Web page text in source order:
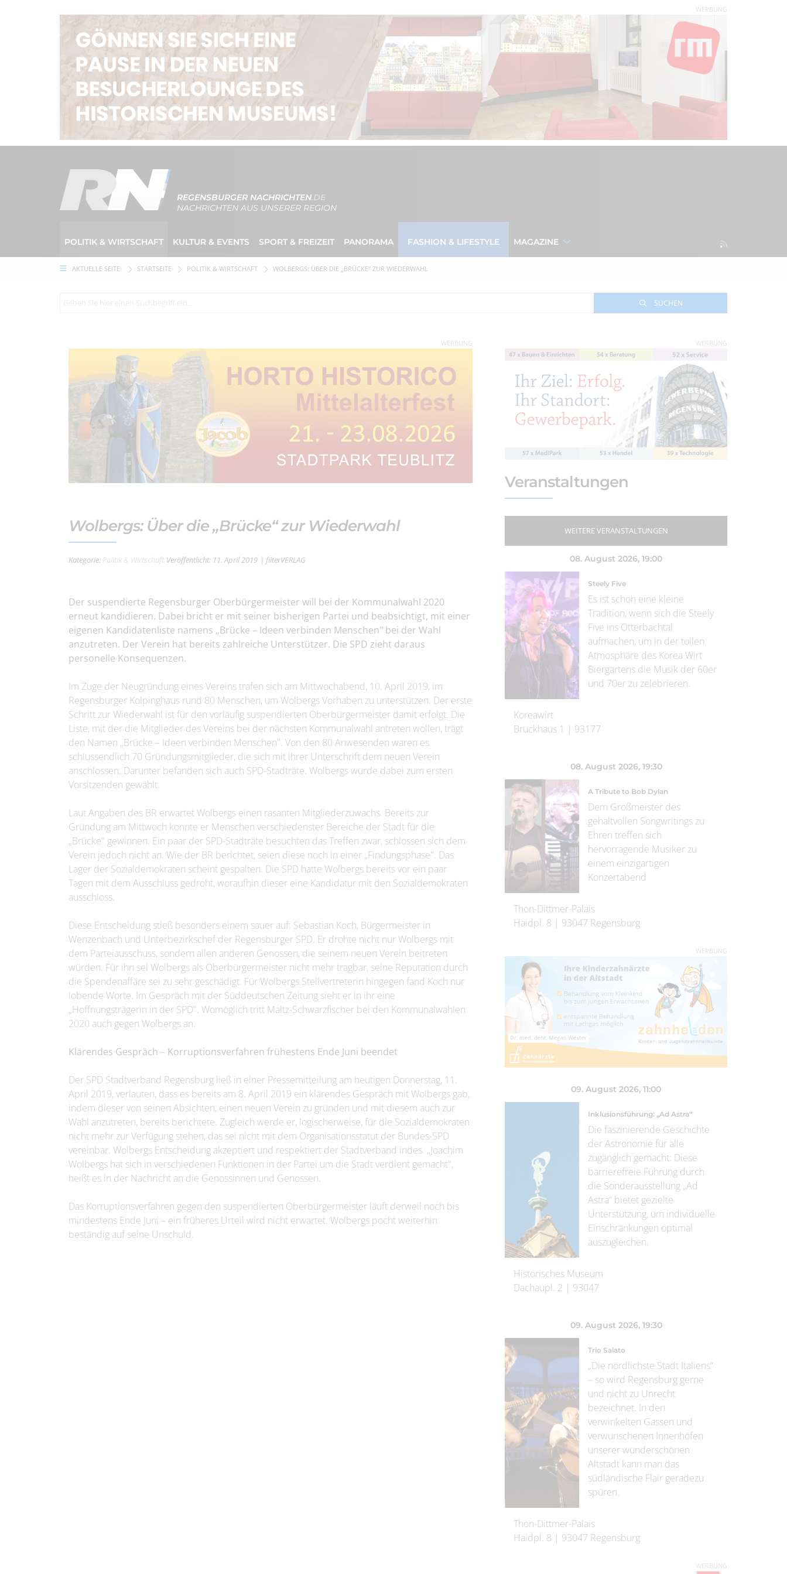
WERBUNG
REGENSBURGER NACHRICHTEN.DE
NACHRICHTEN AUS UNSERER REGION
POLITIK & WIRTSCHAFT KULTUR & EVENTS SPORT & FREIZEIT PANORAMA FASHION & LIFESTYLE MAGAZINE
AKTUELLE SEITE: STARTSEITE POLITIK & WIRTSCHAFT WOLBERGS: ÜBER DIE „BRÜCKE“ ZUR WIEDERWAHL
SUCHEN
WERBUNG
Wolbergs: Über die „Brücke“ zur Wiederwahl
Kategorie: Politik & Wirtschaft Veröffentlicht: 11. April 2019 | filterVERLAG
Der suspendierte Regensburger Oberbürgermeister will bei der Kommunalwahl 2020
erneut kandidieren. Dabei bricht er mit seiner bisherigen Partei und beabsichtigt, mit einer
eigenen Kandidatenliste namens „Brücke – Ideen verbinden Menschen" bei der Wahl
anzutreten. Der Verein hat bereits zahlreiche Unterstützer. Die SPD zieht daraus
personelle Konsequenzen.
Im Zuge der Neugründung eines Vereins trafen sich am Mittwochabend, 10. April 2019, im
Regensburger Kolpinghaus rund 80 Menschen, um Wolbergs Vorhaben zu unterstützen. Der erste
Schritt zur Wiederwahl ist für den vorläufig suspendierten Oberbürgermeister damit erfolgt. Die
Liste, mit der die Mitglieder des Vereins bei der nächsten Kommunalwahl antreten wollen, trägt
den Namen „Brücke – Ideen verbinden Menschen". Von den 80 Anwesenden waren es
schlussendlich 70 Gründungsmitglieder, die sich mit ihrer Unterschrift dem neuen Verein
anschlossen. Darunter befanden sich auch SPD-Stadträte. Wolbergs wurde dabei zum ersten
Vorsitzenden gewählt.
Laut Angaben des BR erwartet Wolbergs einen rasanten Mitgliederzuwachs. Bereits zur
Gründung am Mittwoch konnte er Menschen verschiedenster Bereiche der Stadt für die
„Brücke" gewinnen. Ein paar der SPD-Stadträte besuchten das Treffen zwar, schlossen sich dem
Verein jedoch nicht an. Wie der BR berichtet, seien diese noch in einer „Findungsphase". Das
Lager der Sozialdemokraten scheint gespalten. Die SPD hatte Wolbergs bereits vor ein paar
Tagen mit dem Ausschluss gedroht, woraufhin dieser eine Kandidatur mit den Sozialdemokraten
ausschloss.
Diese Entscheidung stieß besonders einem sauer auf: Sebastian Koch, Bürgermeister in
Wenzenbach und Unterbezirkschef der Regensburger SPD. Er drohte nicht nur Wolbergs mit
dem Parteiausschuss, sondern allen anderen Genossen, die seinem neuen Verein beitreten
würden. Für ihn sei Wolbergs als Oberbürgermeister nicht mehr tragbar, seine Reputation durch
die Spendenaffäre sei zu sehr geschädigt. Für Wolbergs Stellvertreterin hingegen fand Koch nur
lobende Worte. Im Gespräch mit der Süddeutschen Zeitung sieht er in ihr eine
„Hoffnungsträgerin in der SPD". Womöglich tritt Maltz-Schwarzfischer bei den Kommunalwahlen
2020 auch gegen Wolbergs an.
Klärendes Gespräch – Korruptionsverfahren frühestens Ende Juni beendet
Der SPD Stadtverband Regensburg ließ in einer Pressemitteilung am heutigen Donnerstag, 11.
April 2019, verlauten, dass es bereits am 8. April 2019 ein klärendes Gespräch mit Wolbergs gab,
indem dieser von seinen Absichten, einen neuen Verein zu gründen und mit diesem auch zur
Wahl anzutreten, bereits berichtete. Zugleich werde er, logischerweise, für die Sozialdemokraten
nicht mehr zur Verfügung stehen, das sei nicht mit dem Organisationsstatut der Bundes-SPD
vereinbar. Wolbergs Entscheidung akzeptiert und respektiert der Stadtverband indes. „Joachim
Wolbergs hat sich in verschiedenen Funktionen in der Partei um die Stadt verdient gemacht",
heißt es in der Nachricht an die Genossinnen und Genossen.
Das Korruptionsverfahren gegen den suspendierten Oberbürgermeister läuft derweil noch bis
mindestens Ende Juni – ein früheres Urteil wird nicht erwartet. Wolbergs pocht weiterhin
beständig auf seine Unschuld.
WERBUNG
Veranstaltungen
WEITERE VERANSTALTUNGEN
08. August 2026, 19:00
Steely Five
Es ist schon eine kleine
Tradition, wenn sich die Steely
Five ins Otterbachtal
aufmachen, um in der tollen
Atmosphäre des Korea Wirt
Biergartens die Musik der 60er
und 70er zu zelebrieren.
Koreawirt
Bruckhaus 1 | 93177
08. August 2026, 19:30
A Tribute to Bob Dylan
Dem Großmeister des
gehaltvollen Songwritings zu
Ehren treffen sich
hervorragende Musiker zu
einem einzigartigen
Konzertabend
Thon-Dittmer-Palais
Haidpl. 8 | 93047 Regensburg
WERBUNG
09. August 2026, 11:00
Inklusionsführung: „Ad Astra“
Die faszinierende Geschichte
der Astronomie für alle
zugänglich gemacht: Diese
barrierefreie Führung durch
die Sonderausstellung „Ad
Astra“ bietet gezielte
Unterstützung, um individuelle
Einschränkungen optimal
auszugleichen.
Historisches Museum
Dachaupl. 2 | 93047
09. August 2026, 19:30
Trio Salato
„Die nördlichste Stadt Italiens“
– so wird Regensburg gerne
und nicht zu Unrecht
bezeichnet. In den
verwinkelten Gassen und
verwunschenen Innenhöfen
unserer wunderschönen
Altstadt kann man das
südländische Flair geradezu
spüren.
Thon-Dittmer-Palais
Haidpl. 8 | 93047 Regensburg
WERBUNG